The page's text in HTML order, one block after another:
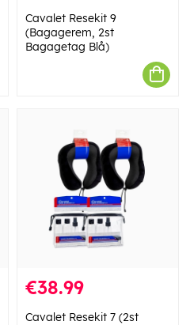
Cavalet Resekit 9
(Bagagerem, 2st
Bagagetag Blå)
€38.99
Cavalet Resekit 7 (2st